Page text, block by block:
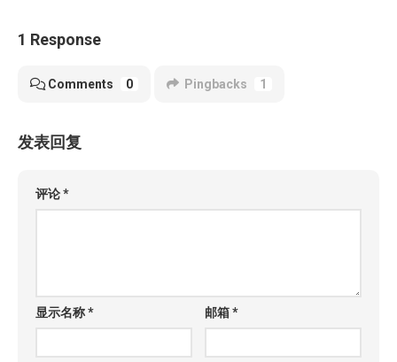
1 Response
Comments 0 Pingbacks 1
发表回复
评论*
显示名称* 邮箱*